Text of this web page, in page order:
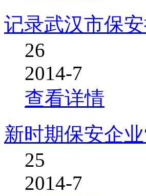
记录武汉市保
26
2014-7
查看详情
新时期保安企
25
2014-7